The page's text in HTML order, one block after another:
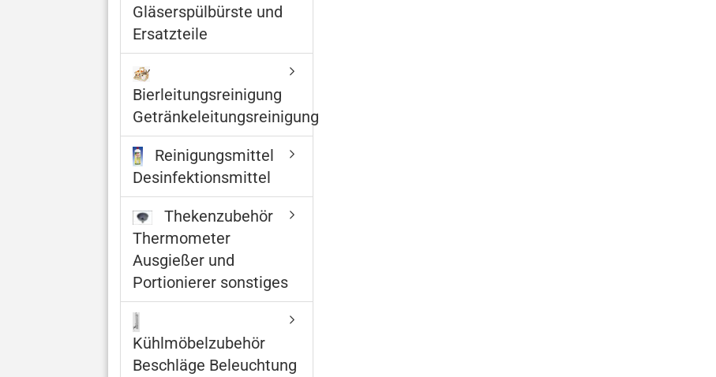
Gläserspülbürste und
Ersatzteile
Bierleitungsreinigung
Getränkeleitungsreinigung
Reinigungsmittel
Desinfektionsmittel
Thekenzubehör
Thermometer
Ausgießer und
Portionierer sonstiges
Kühlmöbelzubehör
Beschläge Beleuchtung